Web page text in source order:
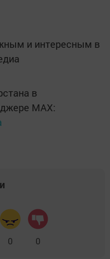
и интересным в
в
MАХ:
0 0